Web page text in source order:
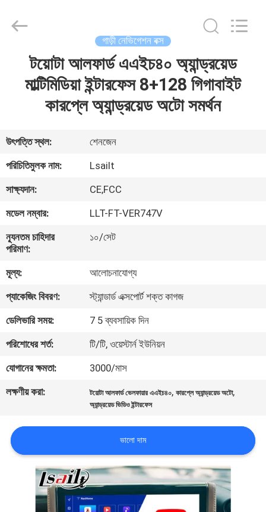
ভিডিও
সম্পর্কে
কারখানা
মান
নিয়ন্ত্রণ
করুন
কেস
Electron
Co.,Ltd.
গাড়ী নেভিগেশন বক্স
টয়োটা আলফার্ড এএইচ৪০ অ্যান্ড্রয়েড
মাল্টিমিডিয়া ইন্টারফেস 8+128 গিগাবাইট
কারপ্লে অ্যান্ড্রয়েড অটো সমর্থন
উৎপত্তি স্থল:
শেনজেন
পরিচিতিমুলক নাম:
Lsailt
সাক্ষ্যদান:
CE,FCC
মডেল নম্বার:
LLT-FT-VER747V
ন্যূনতম চাহিদার
পরিমাণ:
১০/সেট
মূল্য:
আলোচনাযোগ্য
প্যাকেজিং বিবরণ:
স্ট্যান্ডার্ড এক্সপোর্ট শক্ত কাগজ
ডেলিভারি সময়:
7 5 ব্যবসায়িক দিন
পরিশোধের শর্ত:
টি/টি, ওয়েস্টার্ন ইউনিয়ন
যোগানের ক্ষমতা:
3000/মাস
লক্ষণীয় করা:
টয়োটা আলফার্ড ভেলফায়ার এএইচ৪০,কারপ্লে অ্যান্ড্রয়েড অটো,
অ্যান্ড্রয়েড ভিডিও ইন্টারফেস
ভালো দাম